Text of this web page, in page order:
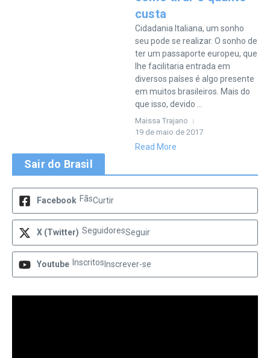
custa
Cidadania Italiana, um sonho
seu pode se realizar. O sonho de
ter um passaporte europeu, que
lhe facilitaria entrada em
diversos países é algo presente
em muitos brasileiros. Mais do
que isso, devido ...
Maissa Trajano
19 de maio de 2017
Read More
Sair do Brasil
Facebook FãsCurtir
X (Twitter) SeguidoresSeguir
Youtube Inscritos Inscrever-se